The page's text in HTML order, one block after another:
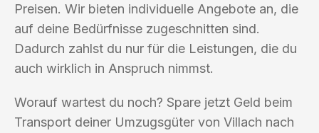
Preisen. Wir bieten individuelle Angebote an, die
auf deine Bedürfnisse zugeschnitten sind.
Dadurch zahlst du nur für die Leistungen, die du
auch wirklich in Anspruch nimmst.
Worauf wartest du noch? Spare jetzt Geld beim
Transport deiner Umzugsgüter von Villach nach